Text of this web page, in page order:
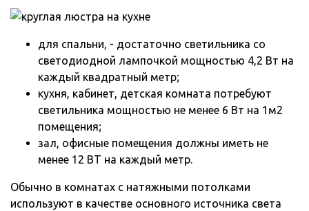
для спальни, - достаточно светильника со
светодиодной лампочкой мощностью 4,2 Вт на
каждый квадратный метр;
кухня, кабинет, детская комната потребуют
светильника мощностью не менее 6 Вт на 1м2
помещения;
зал, офисные помещения должны иметь не
менее 12 ВТ на каждый метр.
Обычно в комнатах с натяжными потолками
используют в качестве основного источника света